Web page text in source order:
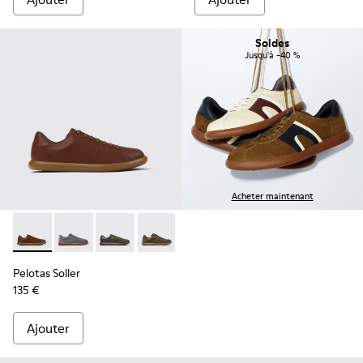
Pelotas Soller - K101003-004 - Baskets en cuir marron pour
Pelotas Soller - K101003-015
Pelotas Soller - K101003-014 - Baskets en
Pelotas Soller - K101003-009
Pelotas Soller
135 €
Ajouter
Soldes
Jusqu'à -40 %
Acheter maintenant